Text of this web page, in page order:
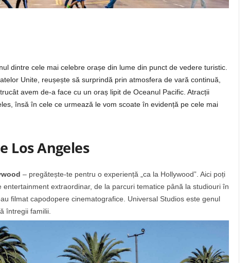
dintre cele mai celebre orașe din lume din punct de vedere turistic.
Unite, reușește să surprindă prin atmosfera de vară continuă,
avem de-a face cu un oraș lipit de Oceanul Pacific. Atracții
însă în cele ce urmează le vom scoate în evidență pe cele mai
Los Angeles
– pregătește-te pentru o experiență „ca la Hollywood”. Aici poți
extraordinar, de la parcuri tematice până la studiouri în
filmat capodopere cinematografice. Universal Studios este genul
întregii familii.